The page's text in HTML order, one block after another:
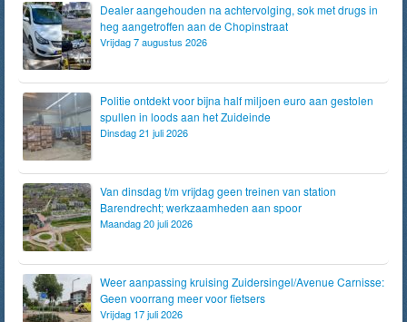
Dealer aangehouden na achtervolging, sok met drugs in
heg aangetroffen aan de Chopinstraat
Vrijdag 7 augustus 2026
Politie ontdekt voor bijna half miljoen euro aan gestolen
spullen in loods aan het Zuideinde
Dinsdag 21 juli 2026
Van dinsdag t/m vrijdag geen treinen van station
Barendrecht; werkzaamheden aan spoor
Maandag 20 juli 2026
Weer aanpassing kruising Zuidersingel/Avenue Carnisse:
Geen voorrang meer voor fietsers
Vrijdag 17 juli 2026